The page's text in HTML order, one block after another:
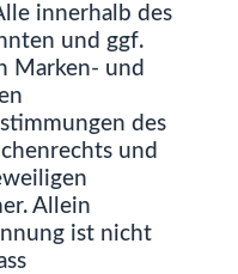
innerhalb des
und ggf.
Marken- und
des
und
Allein
ist nicht